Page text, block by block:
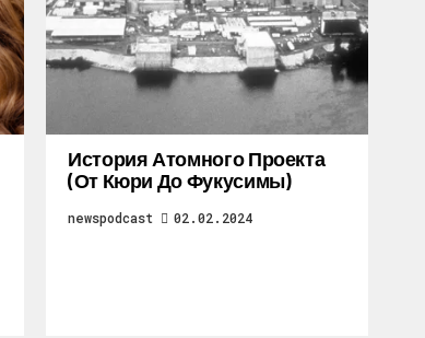
История Атомного Проекта
(от Кюри До Фукусимы)
newspodcast 02.02.2024